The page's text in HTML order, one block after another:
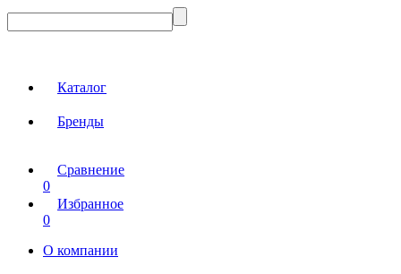
Каталог
Бренды
Сравнение
0
Избранное
0
О компании